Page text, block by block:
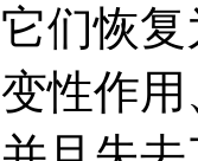
们恢
性作